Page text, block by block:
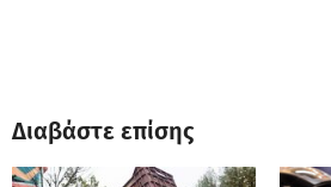
Διαβάστε επίσης